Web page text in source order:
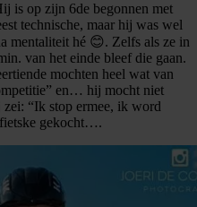
is op zijn 6de begonnen met
technische, maar hij was wel
mentaliteit hé 😊. Zelfs als ze in
van het einde bleef die gaan.
mochten heel wat van
en… hij mocht niet
“Ik stop ermee, ik word
gekocht….